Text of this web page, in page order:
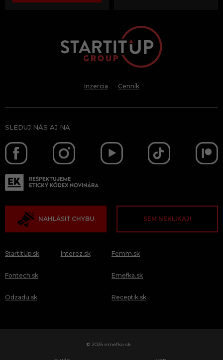
Inzercia Cenník
SLEDUJ NÁS AJ NA
NAHLÁSIŤ CHYBU SEM NEKLIKAJ!
StartItUp.sk
Fontech.sk
Odzadu.sk
Interez.sk Femm.sk
Emefka.sk
Receptik.sk
© 2026 emefka.sk